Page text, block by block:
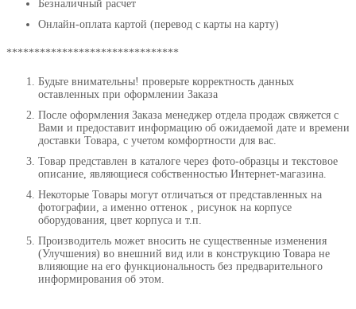
Безналичный расчет
Онлайн-оплата картой (перевод с карты на карту)
*******************************
Будьте внимательны! проверьте корректность данных
оставленных при оформлении Заказа
После оформления Заказа менеджер отдела продаж свяжется с
Вами и предоставит информацию об ожидаемой дате и времени
доставки Товара, с учетом комфортности для вас.
Товар представлен в каталоге через фото-образцы и текстовое
описание, являющиеся собственностью Интернет-магазина.
Некоторые Товары могут отличаться от представленных на
фотографии, а именно оттенок , рисунок на корпусе
оборудования, цвет корпуса и т.п.
Производитель может вносить не существенные изменения
(Улучшения) во внешний вид или в конструкцию Товара не
влияющие на его функциональность без предварительного
информирования об этом.